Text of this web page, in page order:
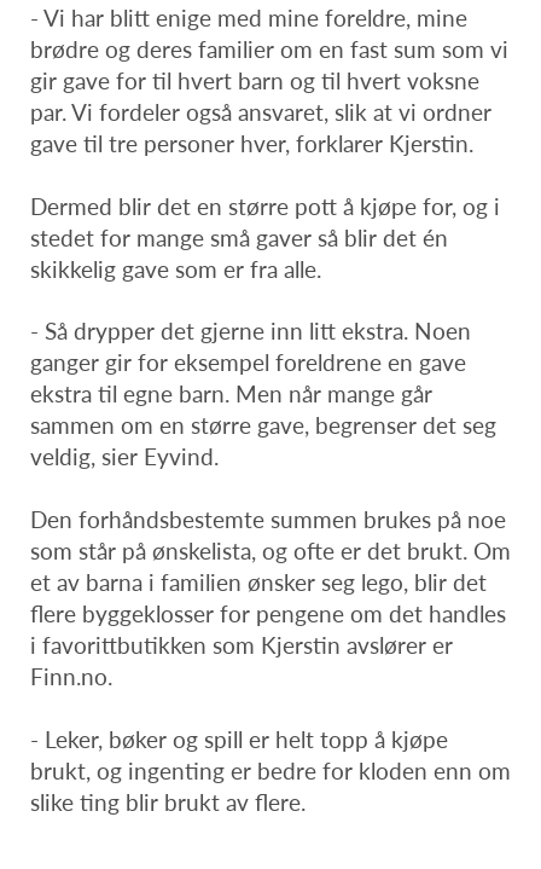
- Vi har blitt enige med mine foreldre, mine
brødre og deres familier om en fast sum som vi
gir gave for til hvert barn og til hvert voksne
par. Vi fordeler også ansvaret, slik at vi ordner
gave til tre personer hver, forklarer Kjerstin.
Dermed blir det en større pott å kjøpe for, og i
stedet for mange små gaver så blir det én
skikkelig gave som er fra alle.
- Så drypper det gjerne inn litt ekstra. Noen
ganger gir for eksempel foreldrene en gave
ekstra til egne barn. Men når mange går
sammen om en større gave, begrenser det seg
veldig, sier Eyvind.
Den forhåndsbestemte summen brukes på noe
som står på ønskelista, og ofte er det brukt. Om
et av barna i familien ønsker seg lego, blir det
flere byggeklosser for pengene om det handles
i favorittbutikken som Kjerstin avslører er
Finn.no.
- Leker, bøker og spill er helt topp å kjøpe
brukt, og ingenting er bedre for kloden enn om
slike ting blir brukt av flere.